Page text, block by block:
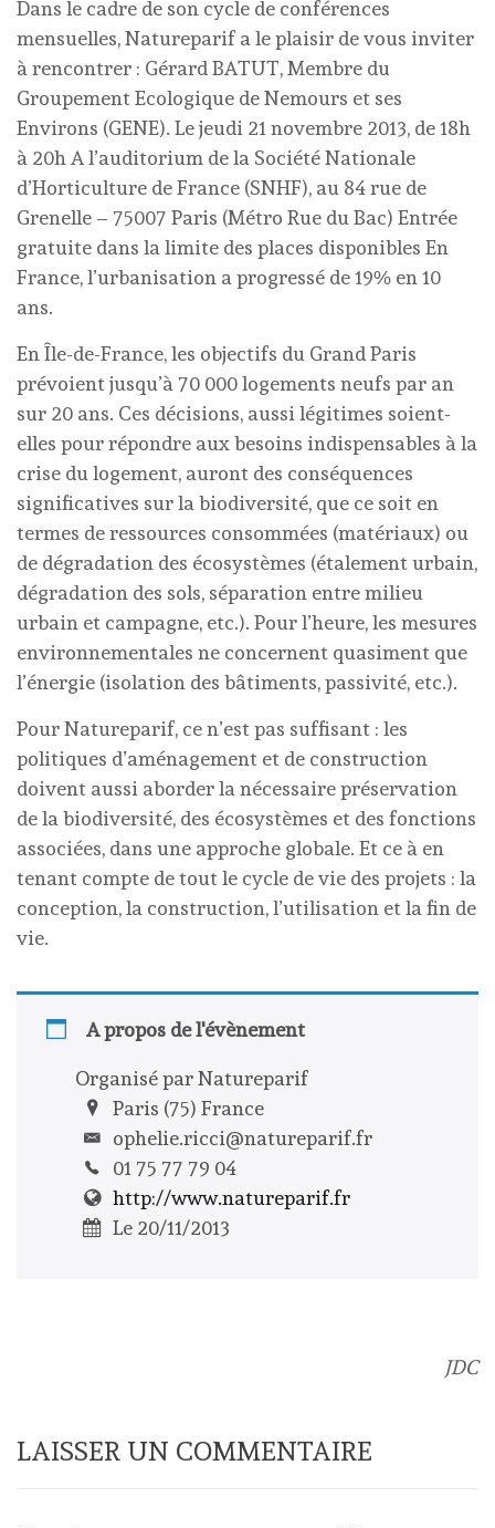
Dans le cadre de son cycle de conférences
mensuelles, Natureparif a le plaisir de vous inviter
à rencontrer : Gérard BATUT, Membre du
Groupement Ecologique de Nemours et ses
Environs (GENE). Le jeudi 21 novembre 2013, de 18h
à 20h A l’auditorium de la Société Nationale
d’Horticulture de France (SNHF), au 84 rue de
Grenelle – 75007 Paris (Métro Rue du Bac) Entrée
gratuite dans la limite des places disponibles En
France, l’urbanisation a progressé de 19% en 10
ans.
En Île-de-France, les objectifs du Grand Paris
prévoient jusqu’à 70 000 logements neufs par an
sur 20 ans. Ces décisions, aussi légitimes soient-
elles pour répondre aux besoins indispensables à la
crise du logement, auront des conséquences
significatives sur la biodiversité, que ce soit en
termes de ressources consommées (matériaux) ou
de dégradation des écosystèmes (étalement urbain,
dégradation des sols, séparation entre milieu
urbain et campagne, etc.). Pour l’heure, les mesures
environnementales ne concernent quasiment que
l’énergie (isolation des bâtiments, passivité, etc.).
Pour Natureparif, ce n’est pas suffisant : les
politiques d’aménagement et de construction
doivent aussi aborder la nécessaire préservation
de la biodiversité, des écosystèmes et des fonctions
associées, dans une approche globale. Et ce à en
tenant compte de tout le cycle de vie des projets : la
conception, la construction, l’utilisation et la fin de
vie.
A propos de l'évènement
Organisé par Natureparif
Paris (75) France
ophelie.ricci@natureparif.fr
01 75 77 79 04
http://www.natureparif.fr
Le 20/11/2013
JDC
LAISSER UN COMMENTAIRE